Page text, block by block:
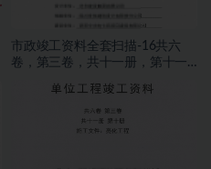
市政竣工资料全套扫描-16共六
卷，第三卷，共十一册，第十一